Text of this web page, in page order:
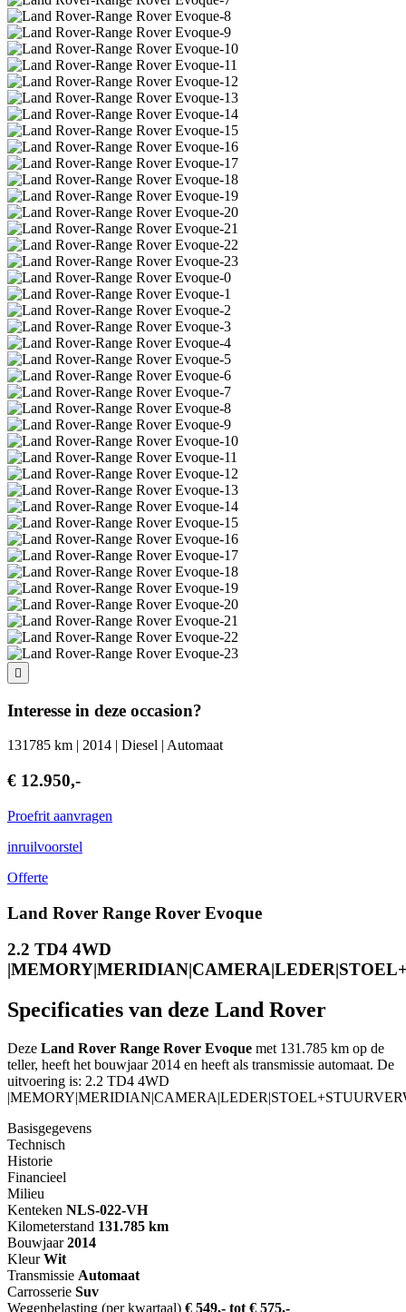
Interesse in deze occasion?
131785 km | 2014 | Diesel | Automaat
€ 12.950,-
Proefrit aanvragen
inruilvoorstel
Offerte
Land Rover Range Rover Evoque
2.2 TD4 4WD
Specificaties van deze Land Rover
Deze Land Rover Range Rover Evoque met 131.785 km op de
teller, heeft het bouwjaar 2014 en heeft als transmissie automaat. De
uitvoering is: 2.2 TD4 4WD
Basisgegevens
Technisch
Historie
Financieel
Milieu
Kenteken NLS-022-VH
Kilometerstand 131.785 km
Bouwjaar 2014
Kleur Wit
Transmissie Automaat
Carrosserie Suv
Wegenbelasting (per kwartaal) € 549,- tot € 575,-